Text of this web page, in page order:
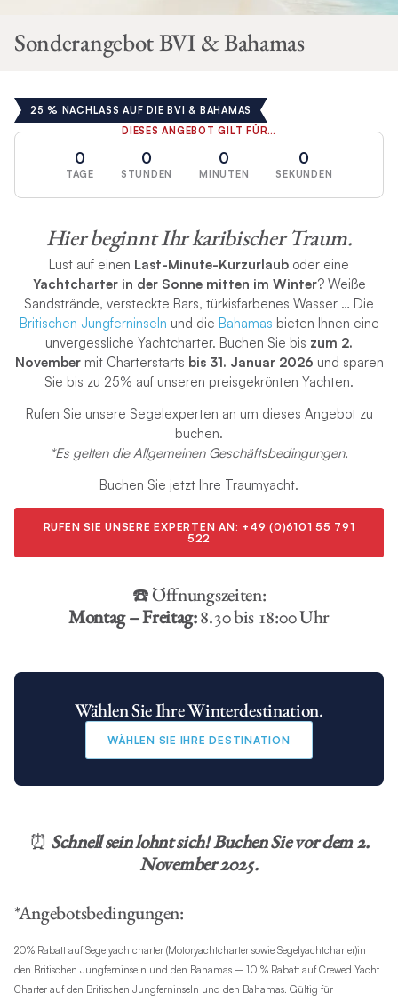
Sonderangebot BVI & Bahamas
25 % NACHLASS AUF DIE BVI & BAHAMAS
DIESES ANGEBOT GILT FÜR…
0
TAGE
0
STUNDEN
0
MINUTEN
0
SEKUNDEN
Hier beginnt Ihr karibischer Traum.
Lust auf einen Last-Minute-Kurzurlaub oder eine
Yachtcharter in der Sonne mitten im Winter? Weiße
Sandstrände, versteckte Bars, türkisfarbenes Wasser … Die
Britischen Jungferninseln und die Bahamas bieten Ihnen eine
unvergessliche Yachtcharter. Buchen Sie bis zum 2.
Novembermit Charterstarts bis 31. Januar 2026 und sparen
Sie bis zu 25% auf unseren preisgekrönten Yachten.
Rufen Sie unsere Segelexperten an um dieses Angebot zu
buchen.
*Es gelten die Allgemeinen Geschäftsbedingungen.
Buchen Sie jetzt Ihre Traumyacht.
RUFEN SIE UNSERE EXPERTEN AN: +49 (0)6101 55 791
522
☎️ Öffnungszeiten:
Montag – Freitag:8.30 bis 18:00 Uhr
Wählen Sie Ihre Winterdestination.
WÄHLEN SIE IHRE DESTINATION
⏰ Schnell sein lohnt sich! Buchen Sie vor dem 2.
November 2025.
*Angebotsbedingungen:
20% Rabatt auf Segelyachtcharter (Motoryachtcharter sowie Segelyachtcharter)in
den Britischen Jungferninseln und den Bahamas – 10 % Rabatt auf Crewed Yacht
Charter auf den Britischen Jungferninseln und den Bahamas. Gültig für